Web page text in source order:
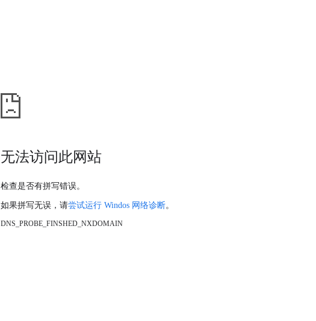
无法访问此网站
检查是否有拼写错误。
如果拼写无误，请尝试运行 Windos 网络诊断。
DNS_PROBE_FINSHED_NXDOMAIN